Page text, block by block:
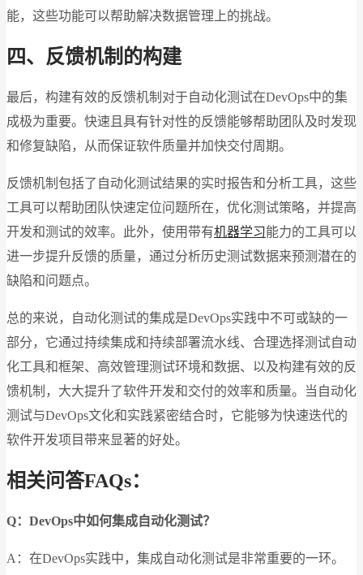
能，这些功能可以帮助解决数据管理上的挑战。
四、反馈机制的构建
最后，构建有效的反馈机制对于自动化测试在DevOps中的集
成极为重要。快速且具有针对性的反馈能够帮助团队及时发现
和修复缺陷，从而保证软件质量并加快交付周期。
反馈机制包括了自动化测试结果的实时报告和分析工具，这些
工具可以帮助团队快速定位问题所在，优化测试策略，并提高
开发和测试的效率。此外，使用带有机器学习能力的工具可以
进一步提升反馈的质量，通过分析历史测试数据来预测潜在的
缺陷和问题点。
总的来说，自动化测试的集成是DevOps实践中不可或缺的一
部分，它通过持续集成和持续部署流水线、合理选择测试自动
化工具和框架、高效管理测试环境和数据、以及构建有效的反
馈机制，大大提升了软件开发和交付的效率和质量。当自动化
测试与DevOps文化和实践紧密结合时，它能够为快速迭代的
软件开发项目带来显著的好处。
相关问答FAQs：
Q：DevOps中如何集成自动化测试？
A：在DevOps实践中，集成自动化测试是非常重要的一环。